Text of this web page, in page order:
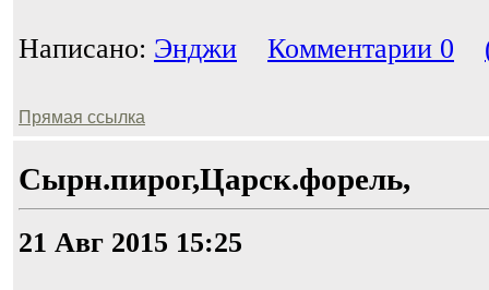
Написано: Энджи Комментарии 0
Прямая ссылка
Сырн.пирог,Царск.форель,
21 Авг 2015 15:25